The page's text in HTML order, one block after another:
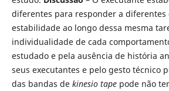
diferentes para responder a diferentes
estabilidade ao longo dessa mesma
individualidade de cada
estudado e pela ausência de história
seus executantes e pelo gesto técnico
das bandas de kinesio tapepode não